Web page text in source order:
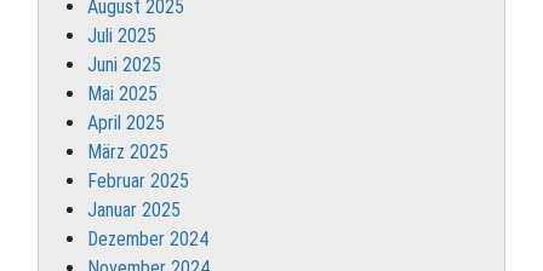
August 2025
Juli 2025
Juni 2025
Mai 2025
April 2025
März 2025
Februar 2025
Januar 2025
Dezember 2024